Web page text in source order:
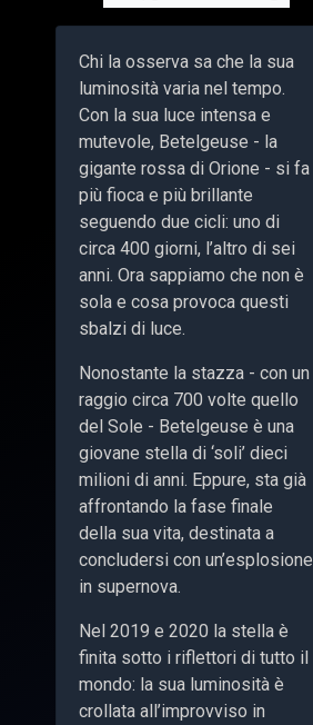
Chi la osserva sa che la sua
luminosità varia nel tempo.
Con la sua luce intensa e
mutevole, Betelgeuse - la
gigante rossa di Orione - si fa
più fioca e più brillante
seguendo due cicli: uno di
circa 400 giorni, l’altro di sei
anni. Ora sappiamo che non è
sola e cosa provoca questi
sbalzi di luce.
Nonostante la stazza - con un
raggio circa 700 volte quello
del Sole - Betelgeuse è una
giovane stella di ‘soli’ dieci
milioni di anni. Eppure, sta già
affrontando la fase finale
della sua vita, destinata a
concludersi con un’esplosione
in supernova.
Nel 2019 e 2020 la stella è
finita sotto i riflettori di tutto il
mondo: la sua luminosità è
crollata all’improvviso in